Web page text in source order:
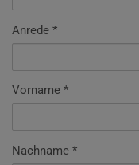
Anrede
Vorname
Nachname